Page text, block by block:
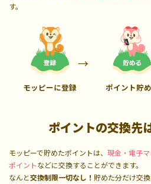
す。
モッピーに登録 ポイント貯
ポイントの交換先
モッピーで貯めたポイントは、 現金・電子
ポイントなどに交換することができます。
なんと交換制限一切なし！ 貯めた分だけ交